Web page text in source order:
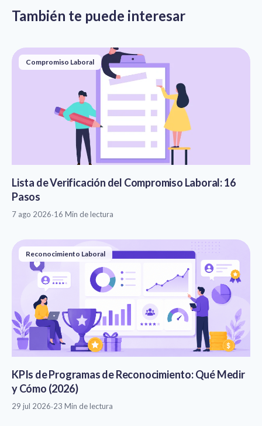
También te puede interesar
Compromiso Laboral
Lista de Verificación del Compromiso Laboral: 16
Pasos
7 ago 2026·16 Min de lectura
Reconocimiento Laboral
KPIs de Programas de Reconocimiento: Qué Medir
y Cómo (2026)
29 jul 2026·23 Min de lectura